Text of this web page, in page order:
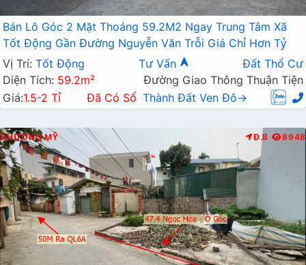
Bán Lô Góc 2 Mặt Thoáng 59.2M2 Ngay Trung Tâm Xã
Tốt Động Gần Đường Nguyễn Văn Trỗi Giá Chỉ Hơn Tỷ
Vị Trí: Tốt Động Tư Vấn
Đất Thổ Cư
Diện Tích: 59.2m²
Đường Giao Thông Thuận Tiện
Giá:1.5-2 Tỉ Đã Có Sổ Thành Đất Ven Đô→
CHƯƠNG MỸ Đ.B 8948